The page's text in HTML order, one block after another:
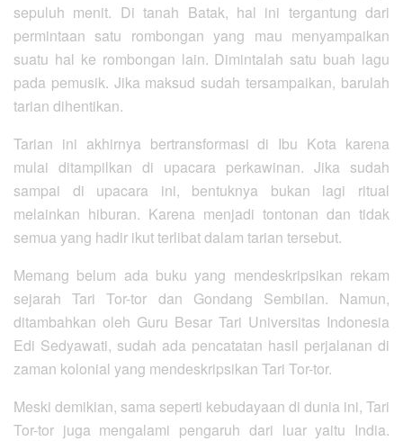
sepuluh menit. Di tanah Batak, hal ini tergantung dari
permintaan satu rombongan yang mau menyampaikan
suatu hal ke rombongan lain. Dimintalah satu buah lagu
pada pemusik. Jika maksud sudah tersampaikan, barulah
tarian dihentikan.
Tarian ini akhirnya bertransformasi di Ibu Kota karena
mulai ditampilkan di upacara perkawinan. Jika sudah
sampai di upacara ini, bentuknya bukan lagi ritual
melainkan hiburan. Karena menjadi tontonan dan tidak
semua yang hadir ikut terlibat dalam tarian tersebut.
Memang belum ada buku yang mendeskripsikan rekam
sejarah Tari Tor-tor dan Gondang Sembilan. Namun,
ditambahkan oleh Guru Besar Tari Universitas Indonesia
Edi Sedyawati, sudah ada pencatatan hasil perjalanan di
zaman kolonial yang mendeskripsikan Tari Tor-tor.
Meski demikian, sama seperti kebudayaan di dunia ini, Tari
Tor-tor juga mengalami pengaruh dari luar yaitu India.